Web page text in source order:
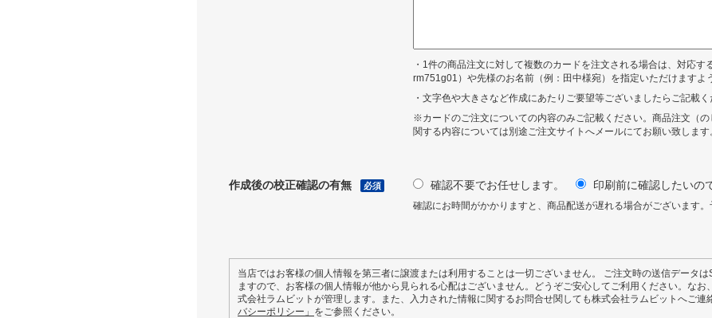
・1件の商品注文に対して複数のカードを注文される場合は、対応す
rm751g01）や先様のお名前（例：田中様宛）を指定いただけますよ
・文字色や大きさなど作成にあたりご要望等ございましたらご記載く
※カードのご注文についての内容のみご記載ください。商品注文（
関する内容については別途ご注文サイトへメールにてお願い致します
作成後の校正確認の有無 必須 確認不要でお任せします。 印刷前に確認したいの
確認にお時間がかかりますと、商品配送が遅れる場合がございます。
当店ではお客様の個人情報を第三者に譲渡または利用することは一切ございません。 ご注文時の送信データは
ますので、お客様の個人情報が他から見られる心配はございません。どうぞご安心してご利用ください。なお
式会社ラムビットが管理します。また、入力された情報に関するお問合せ関しても株式会社ラムビットへご連
バシーポリシー」 をご参照ください。